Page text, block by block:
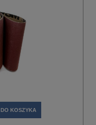
DO KOSZYKA